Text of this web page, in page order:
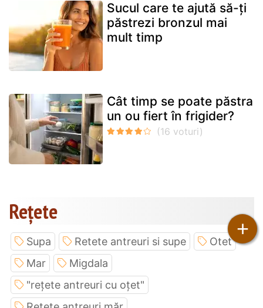
+
Sucul care te ajută să-ți
păstrezi bronzul mai
mult timp
Cât timp se poate păstra
un ou fiert în frigider?
Rețete
Supa Retete antreuri si supe
Otet
Mar
Migdala
"rețete antreuri cu oțet"